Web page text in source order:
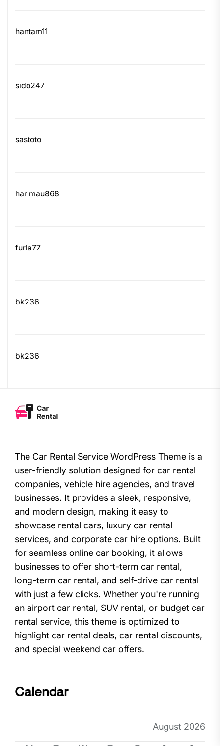
hantam11
sido247
sastoto
harimau868
furla77
bk236
bk236
The Car Rental Service WordPress Theme is a
user-friendly solution designed for car rental
companies, vehicle hire agencies, and travel
businesses. It provides a sleek, responsive,
and modern design, making it easy to
showcase rental cars, luxury car rental
services, and corporate car hire options. Built
for seamless online car booking, it allows
businesses to offer short-term car rental,
long-term car rental, and self-drive car rental
with just a few clicks. Whether you're running
an airport car rental, SUV rental, or budget car
rental service, this theme is optimized to
highlight car rental deals, car rental discounts,
and special weekend car offers.
Calendar
August 2026